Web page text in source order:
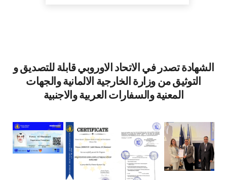
الشهادة تصدر في الاتحاد الاوروبي قابلة للتصديق و
التوثيق من وزارة الخارجية الالمانية والجهات
المعنية والسفارات العربية والاجنبية